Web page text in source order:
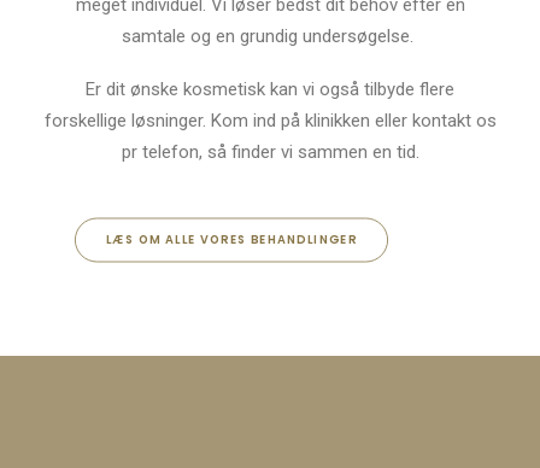
meget individuel. Vi løser bedst dit behov efter en
samtale og en grundig undersøgelse.
Er dit ønske kosmetisk kan vi også tilbyde flere
forskellige løsninger. Kom ind på klinikken eller kontakt os
pr telefon, så finder vi sammen en tid.
LÆS OM ALLE VORES BEHANDLINGER